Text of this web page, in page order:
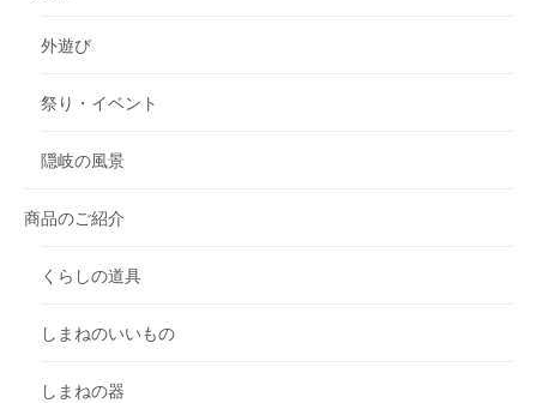
外遊び
祭り・イベント
隠岐の風景
商品のご紹介
くらしの道具
しまねのいいもの
しまねの器